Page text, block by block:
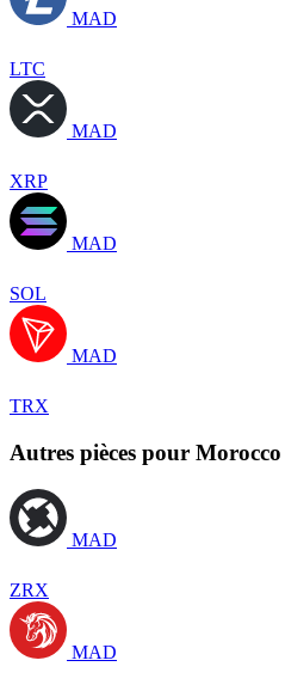
MAD
LTC
MAD
XRP
MAD
SOL
MAD
TRX
Autres pièces pour
MAD
ZRX
MAD